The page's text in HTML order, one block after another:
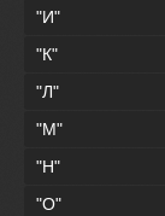
"И"
"К"
"Л"
"М"
"Н"
"О"